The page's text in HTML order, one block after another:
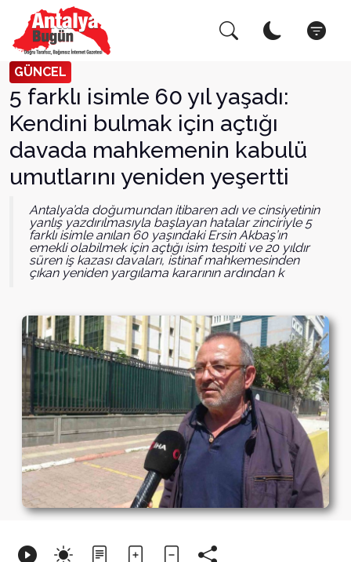
GÜNCEL
5 farklı isimle 60 yıl yaşadı:
Kendini bulmak için açtığı
davada mahkemenin kabulü
umutlarını yeniden yeşertti
Antalya’da doğumundan itibaren adı ve cinsiyetinin
yanlış yazdırılmasıyla başlayan hatalar zinciriyle 5
farklı isimle anılan 60 yaşındaki Ersin Akbaş’ın
emekli olabilmek için açtığı isim tespiti ve 20 yıldır
süren iş kazası davaları, istinaf mahkemesinden
çıkan yeniden yargılama kararının ardından k
Arama Yap! Kapat